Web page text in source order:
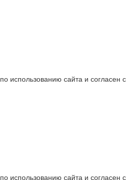
по использованию сайта и согласен с
по использованию сайта и согласен с